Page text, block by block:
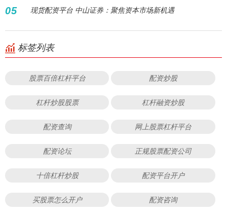
05 现货配资平台 中山证券：聚焦资本市场新机遇
标签列表
股票百倍杠杆平台 配资炒股
杠杆炒股股票 杠杆融资炒股
配资查询 网上股票杠杆平台
配资论坛 正规股票配资公司
十倍杠杆炒股 配资平台开户
买股票怎么开户 配资咨询